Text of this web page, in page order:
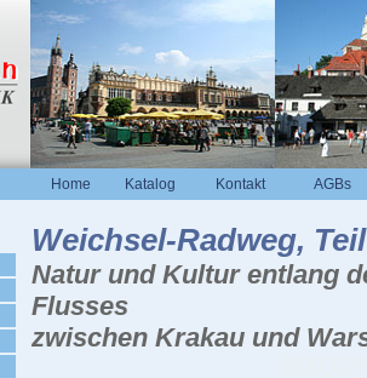
Home Katalog Kontakt AGBs
Weichsel-Radweg,
Natur und Kultur entlang
Flusses
zwischen Krakau und